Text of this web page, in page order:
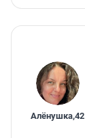
Алёнушка,42